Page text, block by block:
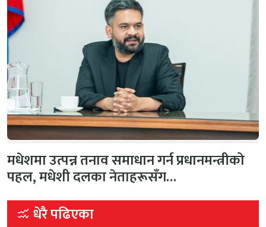
मधेशमा उत्पन्न तनाव समाधान गर्न प्रधानमन्त्रीको
पहल, मधेशी दलका नेताहरूसँग…
धेरै पढिएका